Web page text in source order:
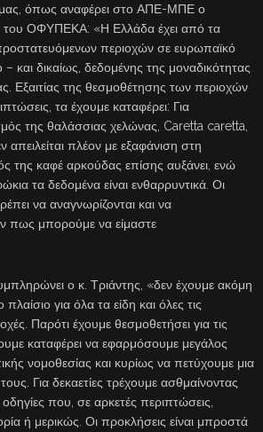
όπως αναφέρει στο ΑΠΕ-ΜΠΕ ο
του ΟΦΥΠΕΚΑ: «Η Ελλάδα έχει από τα
περιοχών σε ευρωπαϊκό
και δικαίως, δεδομένης της μοναδικότητας
Εξαιτίας της θεσμοθέτησης των περιοχών
τα έχουμε καταφέρει: Για
της θαλάσσιας χελώνας, Caretta caretta,
απειλείται πλέον με εξαφάνιση στη
της καφέ αρκούδας επίσης αυξάνει, ενώ
τα δεδομένα είναι ενθαρρυντικά. Οι
να αναγνωρίζονται και να
πως μπορούμε να είμαστε
ο κ. Τριάντης, «δεν έχουμε ακόμη
πλαίσιο για όλα τα είδη και όλες τις
Παρότι έχουμε θεσμοθετήσει για τις
καταφέρει να εφαρμόσουμε μεγάλος
νομοθεσίας και κυρίως να πετύχουμε μια
Για δεκαετίες τρέχουμε ασθμαίνοντας
που, σε αρκετές περιπτώσεις,
ή μερικώς. Οι προκλήσεις είναι μπροστά